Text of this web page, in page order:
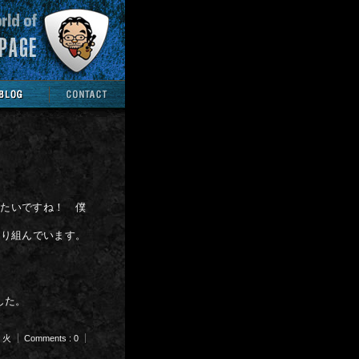
たいですね！ 僕
組んでいます。
。
火 Comments : 0